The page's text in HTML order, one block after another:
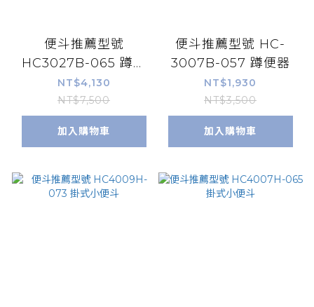
便斗推薦型號
HC3027B-065 蹲便
器
NT$4,130
NT$7,500
加入購物車
便斗推薦型號 HC-
3007B-057 蹲便器
NT$1,930
NT$3,500
加入購物車